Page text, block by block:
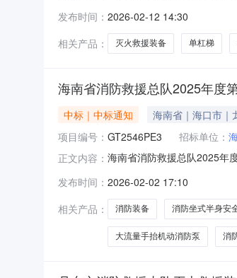
救援大队地址：江西省九江
联系方
发布时间： 2026-02-12 14:30
相关产品：
灭火救援装备 单杠梯
海南省消防救援总队2025年度
中标｜中标通知 海南省｜海口市｜
项目编号： GT2546PE3 招标单位：
正文内容： 海南省消防救援总队2025年
10号厂房中标（成交）金额
号楼西区
发布时间： 2026-02-02 17:10
相关产品：
消防装备 消防坐式半身安
大流量手抬机动消防泵 消